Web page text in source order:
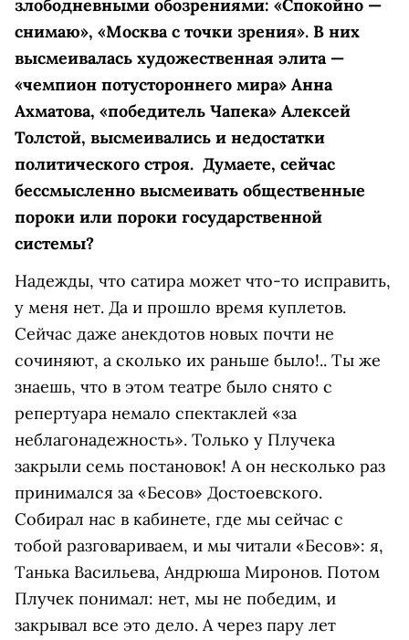
злободневными обозрениями: «Спокойно —
снимаю», «Москва с точки зрения». В них
высмеивалась художественная элита —
«чемпион потустороннего мира» Анна
Ахматова, «победитель Чапека» Алексей
Толстой, высмеивались и недостатки
политического строя. Думаете, сейчас
бессмысленно высмеивать общественные
пороки или пороки государственной
системы?
Надежды, что сатира может что-то исправить,
у меня нет. Да и прошло время куплетов.
Сейчас даже анекдотов новых почти не
сочиняют, а сколько их раньше было!.. Ты же
знаешь, что в этом театре было снято с
репертуара немало спектаклей «за
неблагонадежность». Только у Плучека
закрыли семь постановок! А он несколько раз
принимался за «Бесов» Достоевского.
Собирал нас в кабинете, где мы сейчас с
тобой разговариваем, и мы читали «Бесов»: я,
Танька Васильева, Андрюша Миронов. Потом
Плучек понимал: нет, мы не победим, и
закрывал все это дело. А через пару лет